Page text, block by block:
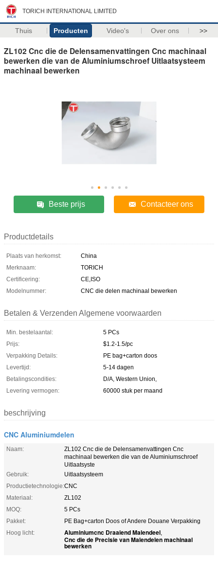
TORICH INTERNATIONAL LIMITED
Thuis Producten Video's Over ons >>
ZL102 Cnc die de Delensamenvattingen Cnc machinaal
bewerken die van de Aluminiumschroef Uitlaatsysteem
machinaal bewerken
Beste prijs Contacteer ons
Productdetails
Plaats van herkomst:
China
Merknaam:
TORICH
Certificering:
CE,ISO
Modelnummer:
CNC die delen machinaal bewerken
Betalen & Verzenden Algemene voorwaarden
Min. bestelaantal:
5 PCs
Prijs:
$1.2-1.5/pc
Verpakking Details:
PE bag+carton doos
Levertijd:
5-14 dagen
Betalingscondities:
D/A, Western Union,
Levering vermogen:
60000 stuk per maand
beschrijving
CNC Aluminiumdelen
Naam:
ZL102 Cnc die de Delensamenvattingen Cnc
machinaal bewerken die van de Aluminiumschroef
Uitlaatsyste
Gebruik:
Uitlaatsysteem
Productietechnologie:CNC
Materiaal:
ZL102
MOQ:
5 PCs
Pakket:
PE Bag+carton Doos of Andere Douane Verpakking
Hoog licht:
Aluminiumcnc Draaiend Malendeel,
Cnc die de Precisie van Malendelen machinaal
bewerken